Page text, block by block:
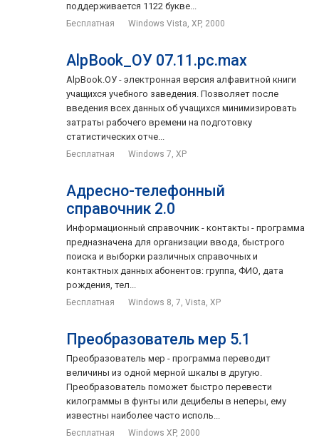
поддерживается 1122 букве...
Бесплатная Windows Vista, XP, 2000
AlpBook_ОУ 07.11.pc.max
AlpBook.ОУ - электронная версия алфавитной книги
учащихся учебного заведения. Позволяет после
введения всех данных об учащихся минимизировать
затраты рабочего времени на подготовку
статистических отче...
Бесплатная Windows 7, XP
Адресно-телефонный
справочник 2.0
Информационный справочник - контакты - программа
предназначена для организации ввода, быстрого
поиска и выборки различных справочных и
контактных данных абонентов: группа, ФИО, дата
рождения, тел...
Бесплатная Windows 8, 7, Vista, XP
Преобразователь мер 5.1
Преобразователь мер - программа переводит
величины из одной мерной шкалы в другую.
Преобразователь поможет быстро перевести
килограммы в фунты или децибелы в неперы, ему
известны наиболее часто исполь...
Бесплатная Windows XP, 2000